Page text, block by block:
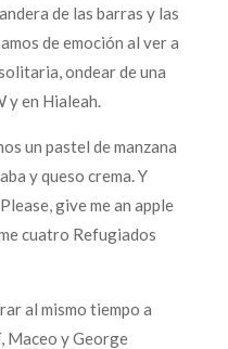
de las barras y las
de emoción al ver a
ondear de una
y en Hialeah.
un pastel de manzana
y queso crema. Y
give me an apple
cuatro Refugiados
al mismo tiempo a
Maceo y George